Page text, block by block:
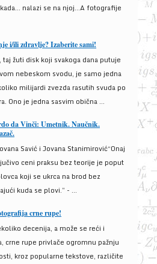
nalazi se na njoj…A fotografije
i/ili zdravlje? Izaberite sami!
taj žuti disk koji svakoga dana putuje
nebeskom svodu, je samo jedna
milijardi zvezda rasutih svuda po
Ono je jedna sasvim obična ...
da Vinči: Umetnik. Naučnik.
Savić i Jovana Stanimirović“Onaj
ceni praksu bez teorije je poput
koji se ukrca na brod bez
kuda se plovi.” - ...
crne rupe!
decenija, a može se reći i
crne rupe privlače ogromnu pažnju
kroz popularne tekstove, različite